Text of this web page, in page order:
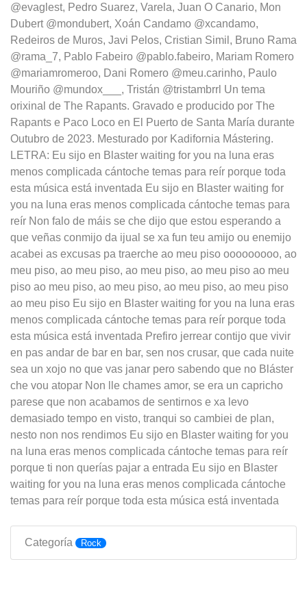
@evaglest, Pedro Suarez, Varela, Juan O Canario, Mon
Dubert @mondubert, Xoán Candamo @xcandamo,
Redeiros de Muros, Javi Pelos, Cristian Simil, Bruno Rama
@rama_7, Pablo Fabeiro @pablo.fabeiro, Mariam Romero
@mariamromeroo, Dani Romero @meu.carinho, Paulo
Mouriño @mundox___, Tristán @tristambrrl Un tema
orixinal de The Rapants. Gravado e producido por The
Rapants e Paco Loco en El Puerto de Santa María durante
Outubro de 2023. Mesturado por Kadifornia Mástering.
LETRA: Eu sijo en Blaster waiting for you na luna eras
menos complicada cántoche temas para reír porque toda
esta música está inventada Eu sijo en Blaster waiting for
you na luna eras menos complicada cántoche temas para
reír Non falo de máis se che dijo que estou esperando a
que veñas conmijo da ijual se xa fun teu amijo ou enemijo
acabei as excusas pa traerche ao meu piso ooooooooo, ao
meu piso, ao meu piso, ao meu piso, ao meu piso ao meu
piso ao meu piso, ao meu piso, ao meu piso, ao meu piso
ao meu piso Eu sijo en Blaster waiting for you na luna eras
menos complicada cántoche temas para reír porque toda
esta música está inventada Prefiro jerrear contijo que vivir
en pas andar de bar en bar, sen nos crusar, que cada nuite
sea un xojo no que vas janar pero sabendo que no Bláster
che vou atopar Non lle chames amor, se era un capricho
parese que non acabamos de sentirnos e xa levo
demasiado tempo en visto, tranqui so cambiei de plan,
nesto non nos rendimos Eu sijo en Blaster waiting for you
na luna eras menos complicada cántoche temas para reír
porque ti non querías pajar a entrada Eu sijo en Blaster
waiting for you na luna eras menos complicada cántoche
temas para reír porque toda esta música está inventada
Categoría Rock